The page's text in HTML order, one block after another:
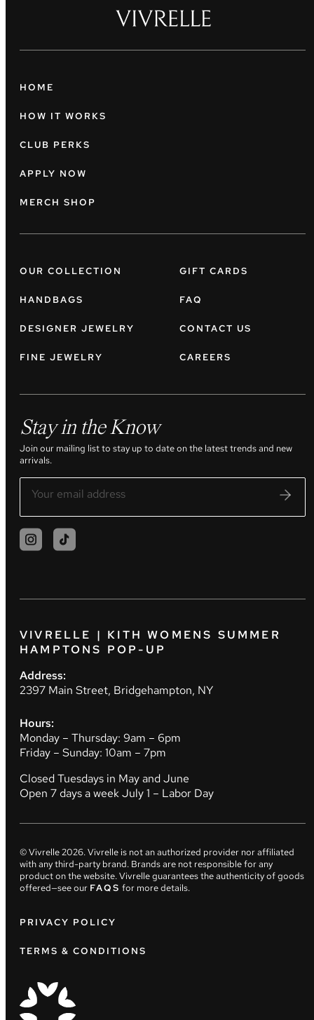
HOME
HOW IT WORKS
CLUB PERKS
APPLY NOW
MERCH SHOP
OUR COLLECTION
HANDBAGS
DESIGNER JEWELRY
FINE JEWELRY
GIFT CARDS
FAQ
CONTACT US
CAREERS
Stay in the Know
Join our mailing list to stay up to date on the latest trends and new
arrivals.
VIVRELLE | KITH WOMENS SUMMER
HAMPTONS POP-UP
Address:
2397 Main Street, Bridgehampton, NY
Hours:
Monday – Thursday: 9am – 6pm
Friday – Sunday: 10am – 7pm
Closed Tuesdays in May and June
Open 7 days a week July 1 – Labor Day
© Vivrelle2026. Vivrelle is not an authorized provider nor affiliated
with any third-party brand. Brands are not responsible for any
product on the website. Vivrelle guarantees the authenticity of goods
offered—see our FAQS for more details.
PRIVACY POLICY
TERMS & CONDITIONS